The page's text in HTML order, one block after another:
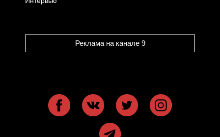
Реклама на канале 9